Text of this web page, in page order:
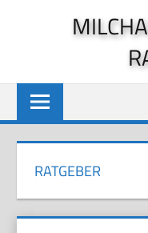
RATGEBER